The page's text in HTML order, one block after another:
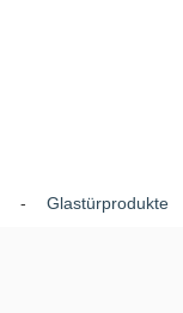
Glastürprodukte